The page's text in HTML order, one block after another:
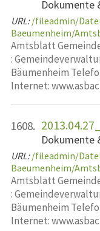
Dokumente
URL: /fileadmin/
Baeumenheim/
Amtsblatt
:
Bäumenheim
Internet:
1608.
Dokumente
URL: /fileadmin/
Baeumenheim/
Amtsblatt
:
Bäumenheim
Internet: